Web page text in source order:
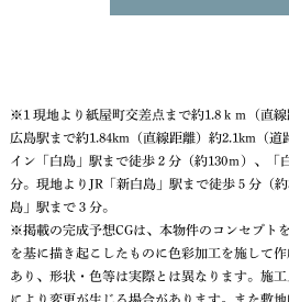
※1 現地より紙屋町交差点まで約1.8ｋｍ（直線
広島駅まで約1.84km（直線距離）約2.1km（
イン「白島」駅まで徒歩２分（約130ｍ）、「
分。現地よりJR「新白島」駅まで徒歩５分（
島」駅まで３分。
※掲載の完成予想CGは、本物件のコンセプト
を基に描き起こしたものに色彩加工を施して
あり、形状・色等は実際とは異なります。施
により変更が生じる場合があります。また敷